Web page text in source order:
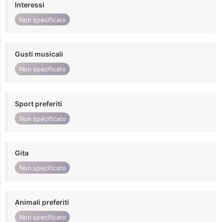
Interessi
Non specificato
Gusti musicali
Non specificato
Sport preferiti
Non specificato
Gita
Non specificato
Animali preferiti
Non specificato